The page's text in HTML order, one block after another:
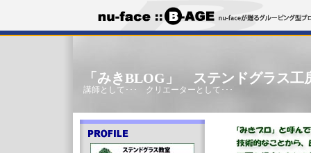
「みきBLOG」 ステンドグラス工
講師として･･･ クリエーターとして･･･